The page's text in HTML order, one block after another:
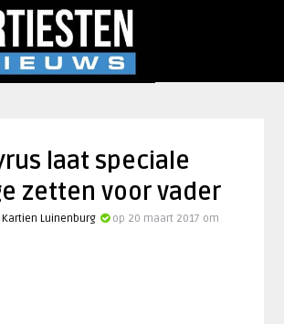
laat speciale
zetten voor vader
Kartien Luinenburg
op 20 maart 2017 om